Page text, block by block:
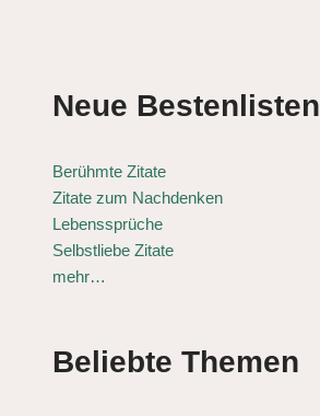
Neue Bestenlisten
Berühmte Zitate
Zitate zum Nachdenken
Lebenssprüche
Selbstliebe Zitate
mehr…
Beliebte Themen